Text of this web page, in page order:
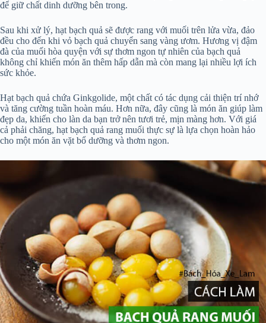
để giữ chất dinh dưỡng bên trong.
Sau khi xử lý, hạt bạch quả sẽ được rang với muối trên lửa vừa, đảo
đều cho đến khi vỏ bạch quả chuyển sang vàng ươm. Hương vị đậm
đà của muối hòa quyện với sự thơm ngon tự nhiên của bạch quả
không chỉ khiến món ăn thêm hấp dẫn mà còn mang lại nhiều lợi ích
sức khỏe.
Hạt bạch quả chứa Ginkgolide, một chất có tác dụng cải thiện trí nhớ
và tăng cường tuần hoàn máu. Hơn nữa, đây cũng là món ăn giúp làm
đẹp da, khiến cho làn da bạn trở nên tươi trẻ, mịn màng hơn. Với giá
cả phải chăng, hạt bạch quả rang muối thực sự là lựa chọn hoàn hảo
cho một món ăn vặt bổ dưỡng và thơm ngon.